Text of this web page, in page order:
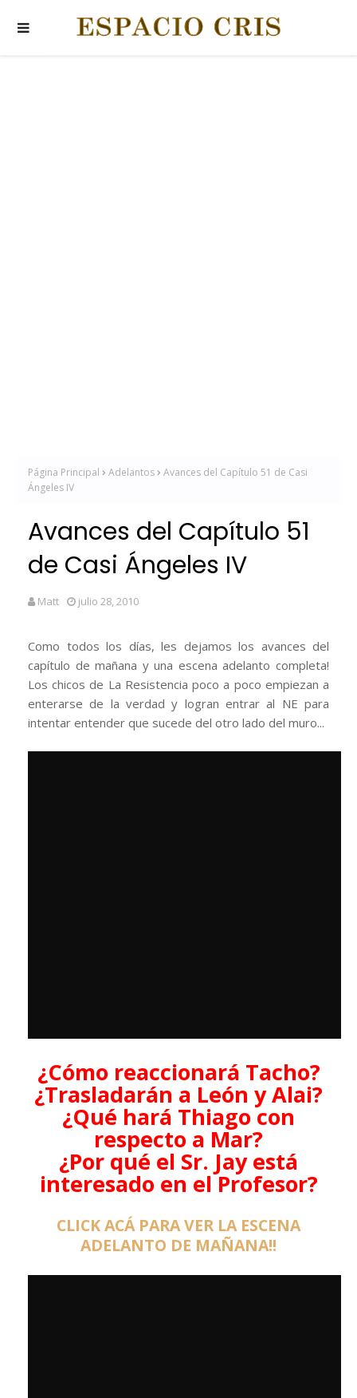
Página Principal Adelantos
Avances del Capítulo 51 de Casi
Ángeles IV
Avances del Capítulo 51
de Casi Ángeles IV
Matt julio 28, 2010
Como todos los días, les dejamos los avances del
capítulo de mañana y una escena adelanto completa!
Los chicos de La Resistencia poco a poco empiezan a
enterarse de la verdad y logran entrar al NE para
intentar entender que sucede del otro lado del muro...
¿Cómo reaccionará Tacho?
¿Trasladarán a León y Alai?
¿Qué hará Thiago con
respecto a Mar?
¿Por qué el Sr. Jay está
interesado en el Profesor?
CLICK ACÁ PARA VER LA ESCENA
ADELANTO DE MAÑANA!!